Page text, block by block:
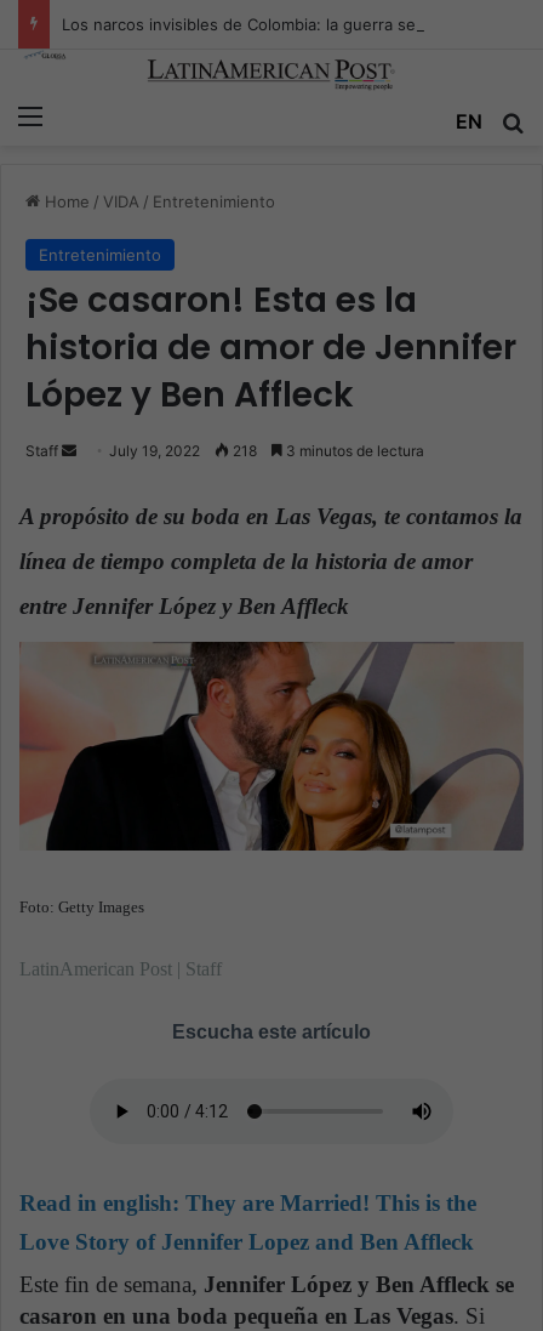
EN
Home / VIDA / Entretenimiento
Entretenimiento
¡Se casaron! Esta es la
historia de amor de Jennifer
López y Ben Affleck
Staff
n
a
n
July 19, 2022 218 3 minutos de lectura
A propósito de su boda en Las Vegas, te contamos la
línea de tiempo completa de la historia de amor
entre Jennifer López y Ben Affleck
Foto: Getty Images
LatinAmerican Post | Staff
Escucha este artículo
Read in english: They are Married! This is the
Love Story of Jennifer Lopez and Ben Affleck
Este fin de semana, Jennifer López y Ben Affleck se
casaron en una boda pequeña en Las Vegas. Si